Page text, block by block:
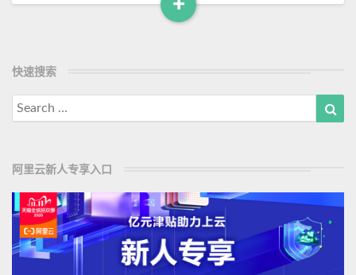
D
画
R
o
快速搜索
Search
for:
阿里云新人专享入口